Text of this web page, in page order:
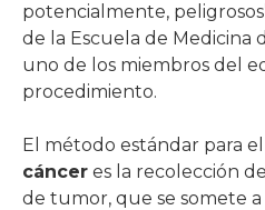
potencialmente,
de la Escuela de Medicina
uno de los miembros del
procedimiento.
El método estándar para el
cáncer es la recolección
de tumor, que se somete